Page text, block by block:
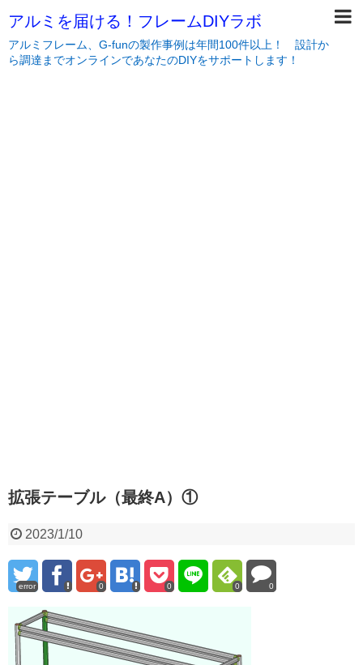
アルミを届ける！フレームDIYラボ
アルミフレーム、G-funの製作事例は年間100件以上！ 設計か
ら調達までオンラインであなたのDIYをサポートします！
拡張テーブル（最終A）①
2023/1/10
error 0 0 0 0